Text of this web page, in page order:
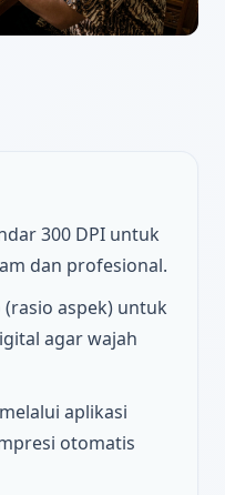
300 DPI untuk
dan profesional.
aspek) untuk
agar wajah
aplikasi
otomatis